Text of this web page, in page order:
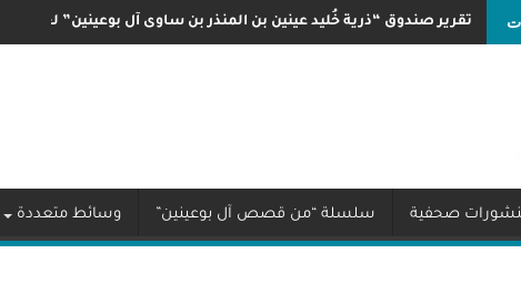
تقرير صندوق “ذرية خُليد عينين بن المنذر بن ساوى آل بوعينين” لعام ٢٠٢٤م
صحفية سلسلة “من قصص آل بوعينين” وسائط متعددة